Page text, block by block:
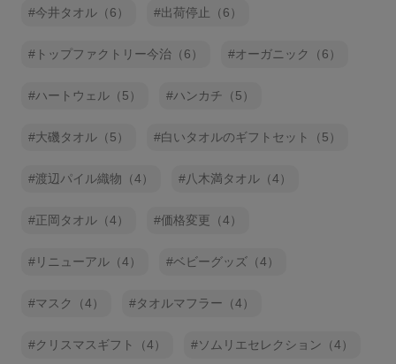
今井タオル（6） 出荷停止（6）
トップファクトリー今治（6） オーガニック（6）
ハートウェル（5） ハンカチ（5）
大磯タオル（5） 白いタオルのギフトセット（5）
渡辺パイル織物（4） 八木満タオル（4）
正岡タオル（4） 価格変更（4）
リニューアル（4） ベビーグッズ（4）
マスク（4） タオルマフラー（4）
クリスマスギフト（4） ソムリエセレクション（4）